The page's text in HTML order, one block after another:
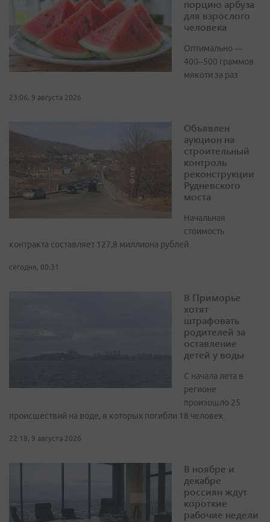
порцию арбуза
для взрослого
человека
Оптимально —
400–500 граммов
мякоти за раз
23:06, 9 августа 2026
Объявлен
аукцион на
строительный
контроль
реконструкции
Рудневского
моста
Начальная
стоимость
контракта составляет 127,8 миллиона рублей
сегодня, 00:31
В Приморье
хотят
штрафовать
родителей за
оставление
детей у воды
С начала лета в
регионе
произошло 25
происшествий на воде, в которых погибли 18 человек
22:18, 9 августа 2026
В ноябре и
декабре
россиян ждут
короткие
рабочие недели